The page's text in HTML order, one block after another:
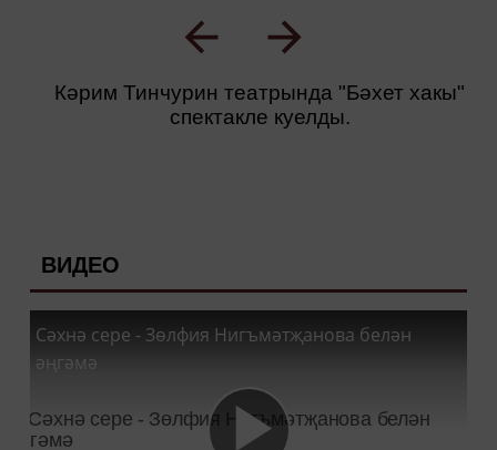
Кәрим Тинчурин театрында "Бәхет хакы"
спектакле куелды.
ВИДЕО
Сәхнә сере - Зөлфия Нигъмәтҗанова белән
әңгәмә